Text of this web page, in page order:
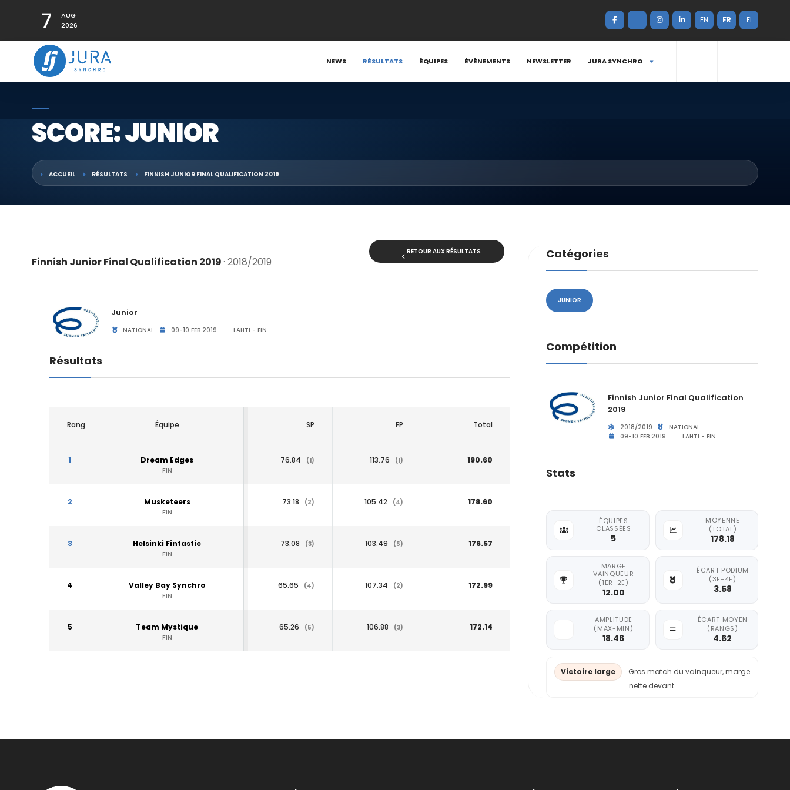
7
AUG
2026
EN FR FI
NEWS RÉSULTATS ÉQUIPES ÉVÉNEMENTS NEWSLETTER JURA SYNCHRO
SCORE: JUNIOR
ACCUEIL RÉSULTATS FINNISH JUNIOR FINAL QUALIFICATION 2019
Finnish Junior Final Qualification 2019· 2018/2019
RETOUR AUX RÉSULTATS
Junior
NATIONAL 09-10 FEB 2019 LAHTI - FIN
Résultats
Rang Équipe SP FP Total
1 Dream Edges
FIN
76.84 (1) 113.76 (1) 190.60
2 Musketeers
FIN
73.18 (2) 105.42 (4) 178.60
3 Helsinki Fintastic
FIN
73.08 (3) 103.49 (5) 176.57
4 Valley Bay Synchro
FIN
65.65 (4) 107.34 (2) 172.99
5 Team Mystique
FIN
65.26 (5) 106.88 (3) 172.14
Catégories
JUNIOR
Compétition
Finnish Junior Final Qualification
2019
2018/2019
NATIONAL
09-10 FEB 2019
LAHTI - FIN
Stats
ÉQUIPES
CLASSÉES
5
MOYENNE
(TOTAL)
178.18
MARGE
VAINQUEUR
(1ER-2E)
12.00
ÉCART PODIUM
(3E-4E)
3.58
AMPLITUDE
(MAX-MIN)
18.46
ÉCART MOYEN
(RANGS)
4.62
Victoire large
Gros match du vainqueur, marge
nette devant.